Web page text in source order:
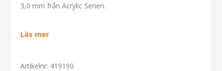
3,0 mm från Acrylic Serien.
Läs mer
Artikelnr: 419190